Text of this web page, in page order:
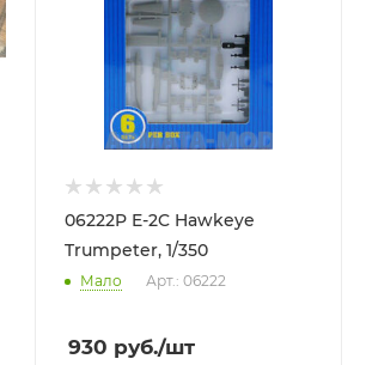
06222P E-2C Hawkeye
Trumpeter, 1/350
Мало Арт.: 06222
930 руб./шт